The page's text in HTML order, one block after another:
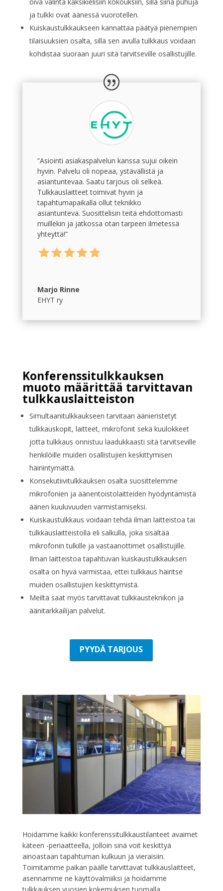
ja tulkki ovat äänessä vuorotellen.
Kuiskaustulkkaukseen kannattaa päätyä pienempien
tilaisuuksien osalta, sillä sen avulla tulkkaus voidaan
kohdistaa suoraan juuri sitä tarvitseville osallistujille.
”Asiointi asiakaspalvelun kanssa sujui oikein
hyvin. Palvelu oli nopeaa, ystävällistä ja
asiantuntevaa. Saatu tarjous oli selkeä.
Tulkkauslaitteet toimivat hyvin ja
tapahtumapaikalla ollut teknikko
asiantunteva. Suosittelisin teitä ehdottomasti
muillekin ja jatkossa otan tarpeen ilmetessä
yhteyttä!”
Marjo Rinne
EHYT ry
Konferenssitulkkauksen
muoto määrittää tarvittavan
tulkkauslaitteiston
Simultaanitulkkaukseen tarvitaan äänieristetyt
tulkkauskopit, laitteet, mikrofonit sekä kuulokkeet
jotta tulkkaus onnistuu laadukkaasti sitä tarvitseville
henkilöille muiden osallistujien keskittymisen
häiriintymättä.
Konsekutiivitulkkauksen osalta suosittelemme
mikrofonien ja äänentoistolaitteiden hyödyntämistä
äänen kuuluvuuden varmistamiseksi.
Kuiskaustulkkaus voidaan tehdä ilman laitteistoa tai
tulkkauslaitteistolla eli salkulla, joka sisältää
mikrofonin tulkille ja vastaanottimet osallistujille.
Ilman laitteistoa tapahtuvan kuiskaustulkkauksen
osalta on hyvä varmistaa, ettei tulkkaus häiritse
muiden osallistujien keskittymistä.
Meiltä saat myös tarvittavat tulkkausteknikon ja
äänitarkkailijan palvelut.
PYYDÄ TARJOUS
Hoidamme kaikki konferenssitulkkaustilanteet avaimet
käteen -periaatteella, jolloin sinä voit keskittyä
ainoastaan tapahtuman kulkuun ja vieraisiin.
Toimitamme paikan päälle tarvittavat tulkkauslaitteet,
asennamme ne käyttövalmiiksi ja hoidamme